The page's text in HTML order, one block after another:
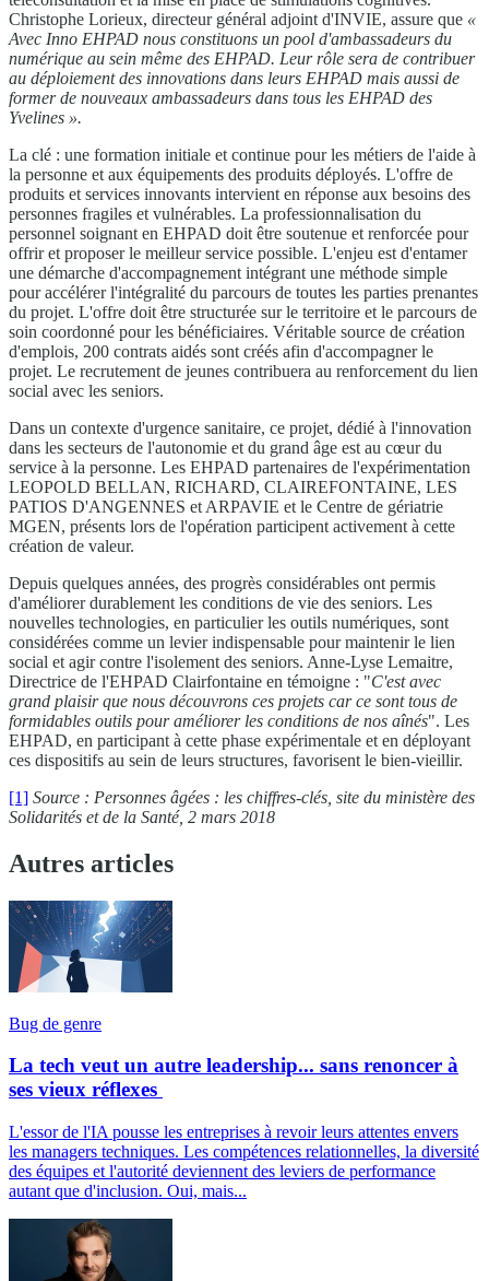
Christophe Lorieux, directeur général adjoint d'INVIE, assure que «
Avec Inno EHPAD nous constituons un pool d'ambassadeurs du
numérique au sein même des EHPAD. Leur rôle sera de contribuer
au déploiement des innovations dans leurs EHPAD mais aussi de
former de nouveaux ambassadeurs dans tous les EHPAD des
Yvelines ».
La clé : une formation initiale et continue pour les métiers de l'aide à
la personne et aux équipements des produits déployés. L'offre de
produits et services innovants intervient en réponse aux besoins des
personnes fragiles et vulnérables. La professionnalisation du
personnel soignant en EHPAD doit être soutenue et renforcée pour
offrir et proposer le meilleur service possible. L'enjeu est d'entamer
une démarche d'accompagnement intégrant une méthode simple
pour accélérer l'intégralité du parcours de toutes les parties prenantes
du projet. L'offre doit être structurée sur le territoire et le parcours de
soin coordonné pour les bénéficiaires. Véritable source de création
d'emplois, 200 contrats aidés sont créés afin d'accompagner le
projet. Le recrutement de jeunes contribuera au renforcement du lien
social avec les seniors.
Dans un contexte d'urgence sanitaire, ce projet, dédié à l'innovation
dans les secteurs de l'autonomie et du grand âge est au cœur du
service à la personne. Les EHPAD partenaires de l'expérimentation
LEOPOLD BELLAN, RICHARD, CLAIREFONTAINE, LES
PATIOS D'ANGENNES et ARPAVIE et le Centre de gériatrie
MGEN, présents lors de l'opération participent activement à cette
création de valeur.
Depuis quelques années, des progrès considérables ont permis
d'améliorer durablement les conditions de vie des seniors. Les
nouvelles technologies, en particulier les outils numériques, sont
considérées comme un levier indispensable pour maintenir le lien
social et agir contre l'isolement des seniors. Anne-Lyse Lemaitre,
Directrice de l'EHPAD Clairfontaine en témoigne : "C'est avec
grand plaisir que nous découvrons ces projets car ce sont tous de
formidables outils pour améliorer les conditions de nos aînés". Les
EHPAD, en participant à cette phase expérimentale et en déployant
ces dispositifs au sein de leurs structures, favorisent le bien-vieillir.
[1] Source : Personnes âgées : les chiffres-clés, site du ministère des
Solidarités et de la Santé, 2 mars 2018
Autres articles
Bug de genre
La tech veut un autre leadership... sans renoncer à
ses vieux réflexes
L'essor de l'IA pousse les entreprises à revoir leurs attentes envers
les managers techniques. Les compétences relationnelles, la diversité
des équipes et l'autorité deviennent des leviers de performance
autant que d'inclusion. Oui, mais...